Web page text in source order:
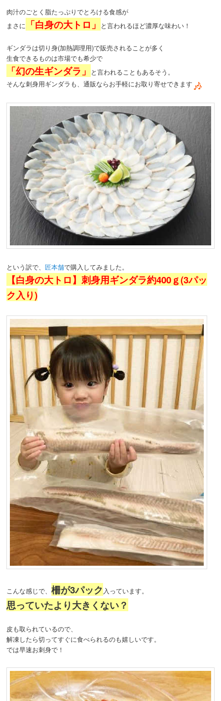
肉汁のごとく脂たっぷりでとろける食感が
まさに
「白身の大トロ」 と言われるほど濃厚な味わい！
ギンダラは切り身(加熱調理用)で販売されることが多く
生食できるものは市場でも希少で
「幻の生ギンダラ」
と言われることもあるそう。
そんな刺身用ギンダラも、通販ならお手軽にお取り寄せできます
という訳で、匠本舗で購入してみました。
【白身の大トロ】刺身用ギンダラ約400ｇ(3パッ
ク入り)
こんな感じで、柵が3パック入っています。
思っていたより大きくない？
皮も取られているので、
解凍したら切ってすぐに食べられるのも嬉しいです。
では早速お刺身で！